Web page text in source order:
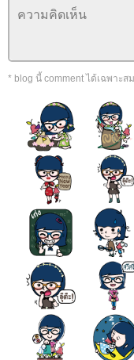
* blog นี้ comment ได้เฉพาะส